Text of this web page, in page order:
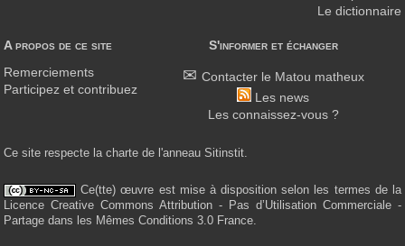
A propos de ce site
Remerciements
Participez et contribuez
S'informer et échanger
Contacter le Matou matheux
Les news
Les connaissez-vous ?
Le dictionnaire
Ce site respecte la charte de l'anneau Sitinstit.
Ce(tte) œuvre est mise à disposition selon les termes de la
Licence Creative Commons Attribution - Pas d’Utilisation Commerciale -
Partage dans les Mêmes Conditions 3.0 France.